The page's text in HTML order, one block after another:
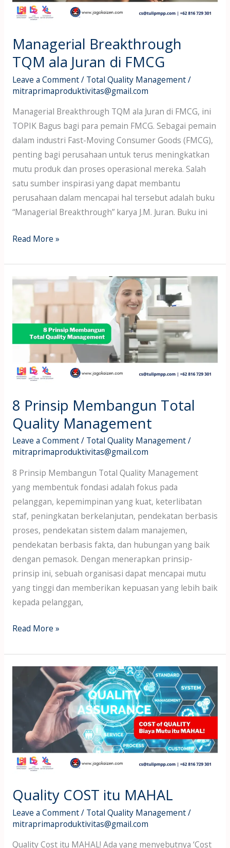
Managerial Breakthrough
TQM ala Juran di FMCG
Leave a Comment/ Total Quality Management/
mitraprimaproduktivitas@gmail.com
Managerial Breakthrough TQM ala Juran di FMCG, ini
TOPIK Bagus bagi para pemain FMCG. Sebagai pemain
dalam industri Fast-Moving Consumer Goods (FMCG),
penting bagi perusahaan untuk terus meningkatkan
mutu produk dan proses operasional mereka. Salah
satu sumber inspirasi yang dapat membantu
perusahaan dalam mencapai hal tersebut adalah buku
“Managerial Breakthrough” karya J.M. Juran. Buku ini
FMCG
Read More »
8 Prinsip Membangun Total
Quality Management
Leave a Comment/ Total Quality Management/
mitraprimaproduktivitas@gmail.com
8 Prinsip Membangun Total Quality Management
yang membentuk fondasi adalah fokus pada
pelanggan, kepemimpinan yang kuat, keterlibatan
staf, peningkatan berkelanjutan, pendekatan berbasis
proses, pendekatan sistem dalam manajemen,
pendekatan berbasis fakta, dan hubungan yang baik
dengan pemasok. Dengan menerapkan prinsip-
prinsip ini, sebuah organisasi dapat mencapai mutu
yang tinggi dan memberikan kepuasan yang lebih baik
kepada pelanggan,
8
Membangun
Total
Quality
Management
Read More »
Quality COST itu MAHAL
Leave a Comment/ Total Quality Management/
mitraprimaproduktivitas@gmail.com
Quality Cost itu MAHAL! Ada yang menyebutnya ‘Cost
MAHAL